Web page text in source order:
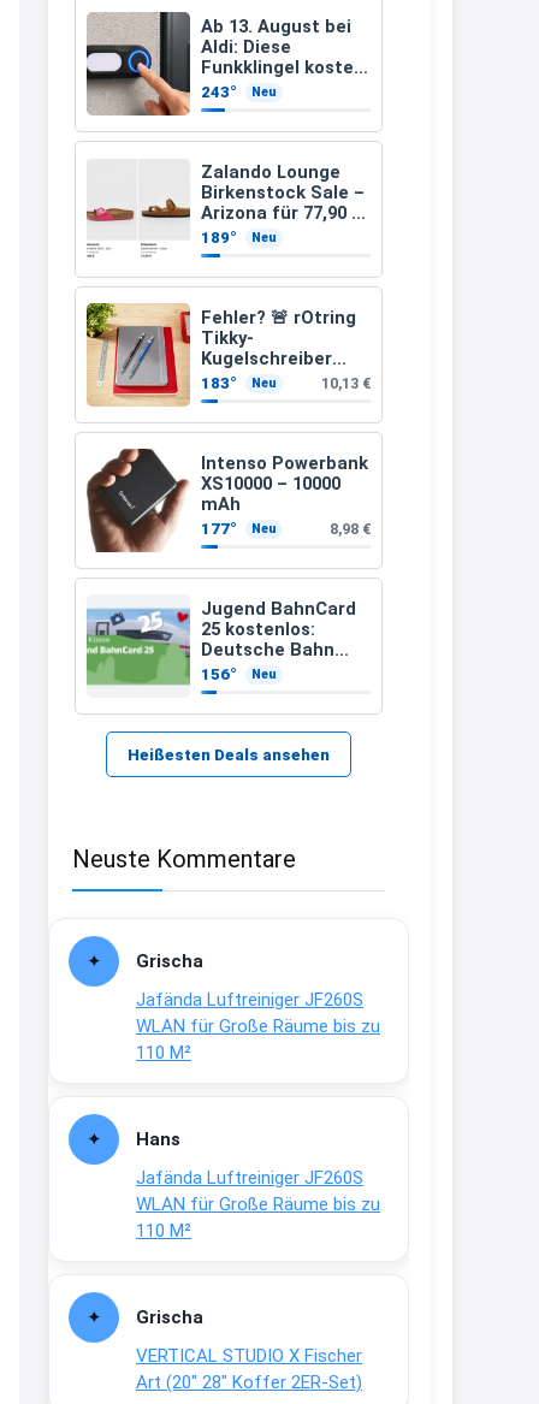
Ab 13. August bei
Aldi: Diese
Funkklingel kostet
nur 3,49 Euro
243° Neu
Zalando Lounge
Birkenstock Sale –
Arizona für 77,90 €
statt 120 €
189° Neu
Fehler? 🚨 rOtring
Tikky-
Kugelschreiber
blaue Tinte
mittlere Spitze
blau (1,0 mm – 12
Stück)
183° Neu 10,13 €
Intenso Powerbank
XS10000 – 10000
mAh
177° Neu 8,98 €
Jugend BahnCard
25 kostenlos:
Deutsche Bahn
verschenkt
BahnCard an
Kinder und
Jugendliche
156° Neu
Heißesten Deals ansehen
Neuste Kommentare
Grischa
Jafända Luftreiniger JF260S
WLAN für Große Räume bis zu
110 M²
Hans
Jafända Luftreiniger JF260S
WLAN für Große Räume bis zu
110 M²
Grischa
VERTICAL STUDIO X Fischer
Art (20″ 28″ Koffer 2ER-Set)
müsste schon stornieren und
nochmal bestellen, da man
Rabattcodes oder auch
Geschenkgutscheine im
Warenkorb oder an der Kasse
VOR dem Kauf einlösen kann.
17:06
↩
Och siche den Gutschein
fürmeggelebaguetts
Kerstin
Meggle bagett Gutschein code
21:37
Kerstin
Bei EDEKA
↩
29.07www.haribo.com/de-
↩
Joachim
Ab diesem Jahr gibt es keine
Fielmann-Blinkis mehr / wurde
www.fielmann-
group.com/blinkis...
13:44
dich zu sehen, alles gut?